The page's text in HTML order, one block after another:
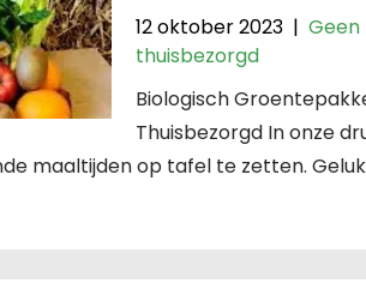
12 oktober 2023 |
thuisbezorgd
Biologisch
Thuisbezorgd In onze
maaltijden op tafel te zetten.